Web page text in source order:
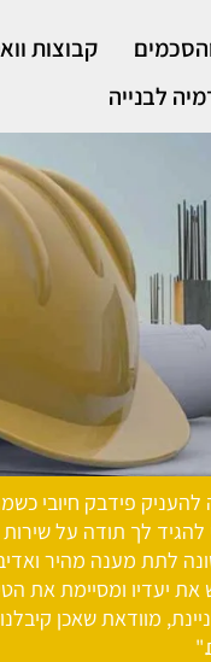
קבוצות
לבנייה
להעניק פידבק חיובי
להגיד לך תודה על
לתת מענה מהיר
את יעדיו ומסיימת את
מוודאת שאכן